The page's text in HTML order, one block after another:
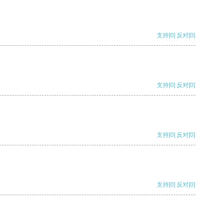
支持[0] 反对[0]
支持[0] 反对[0]
支持[0] 反对[0]
支持[0] 反对[0]